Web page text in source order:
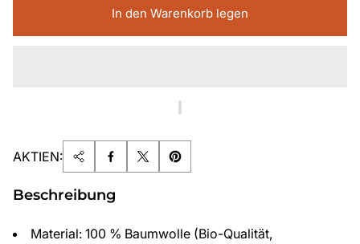
In den Warenkorb legen
AKTIEN:
Beschreibung
Material: 100 % Baumwolle (Bio-Qualität,